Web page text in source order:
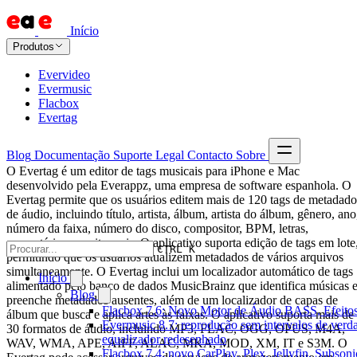
Início
Produtos
Evervideo
Evermusic
Flacbox
Evertag
Blog Documentação Suporte Legal Contacto Sobre
CTRL K
Início
Blog
Flacbox 7.6: Novo Motor de Áudio BASS,
Evermusic 8.7: reprodução sem intervalos de
equalizador redesenhado
Flacbox 7.4: novo CarPlay, Plex, Jellyfin,
O Evertag é um editor de tags musicais para iPhone e Mac
desenvolvido pela Everappz, uma empresa de software espanhola. O
Evertag permite que os usuários editem mais de 120 tags de
de áudio, incluindo título, artista, álbum, artista do álbum, gênero,
número da faixa, número do disco, compositor, BPM, letras,
comentários e muito mais. O aplicativo suporta edição de tags em
permitindo que os usuários atualizem metadados de vários arquivos
simultaneamente. O Evertag inclui um localizador automático de tags
alimentado pelo banco de dados MusicBrainz que identifica músicas e
preenche metadados ausentes, além de um localizador de capas de
álbum que busca e aplica artes às faixas. O aplicativo suporta mais de
30 formatos de áudio, incluindo MP3, FLAC, OGG, OPUS, M4A,
WAV, WMA, APE, AIFF, ALAC, MKA, MOD, XM, IT e S3M. O